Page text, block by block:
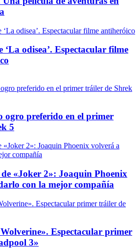
‘La odisea’. Espectacular filme
ogro preferido en el primer
5
«Joker 2»: Joaquin Phoenix
con la mejor compañía
Espectacular primer
3»